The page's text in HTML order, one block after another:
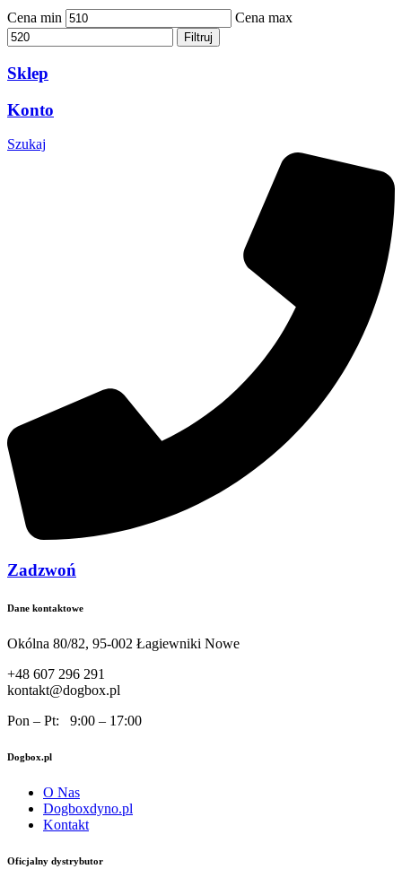
Cena min Cena max
Filtruj
Sklep
Konto
Szukaj
Zadzwoń
Dane kontaktowe
Okólna 80/82, 95-002 Łagiewniki Nowe
+48 607 296 291
kontakt@dogbox.pl
Pon – Pt: 9:00 – 17:00
Dogbox.pl
O Nas
Dogboxdyno.pl
Kontakt
Oficjalny dystrybutor